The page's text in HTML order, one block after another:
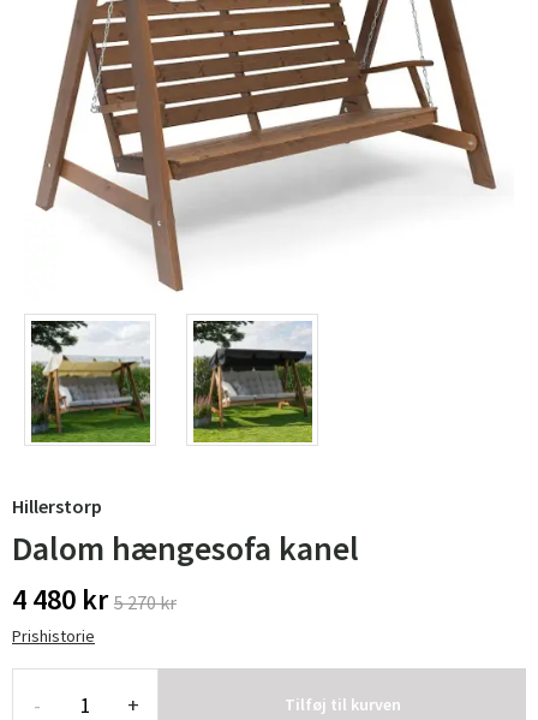
Hillerstorp
Dalom hængesofa kanel
4 480 kr 5 270 kr
Prishistorie
- + Tilføj til kurven